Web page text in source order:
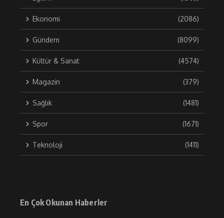
Ekonomi (2086)
Gündem (8099)
Kültür & Sanat (4574)
Magazin (379)
Sağlık (1481)
Spor (1671)
Teknoloji (1411)
En Çok Okunan Haberler